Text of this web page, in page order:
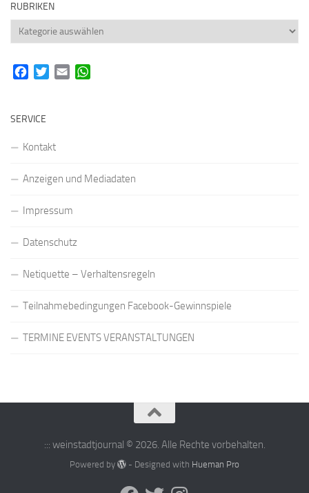
RUBRIKEN
Rubriken
FacebookTwitterEmail
SERVICE
Kontakt
Anzeigen und Mediadaten
Impressum
Datenschutz
Netiquette – Verhaltensregeln
Teilnahmebedingungen Facebook-Gewinnspiele
TERMINE EVENTS VERANSTALTUNGEN
::: weinstadtjournal © 2026. Alle Rechte vorbehalten.
Powered by - Designed with Hueman Pro